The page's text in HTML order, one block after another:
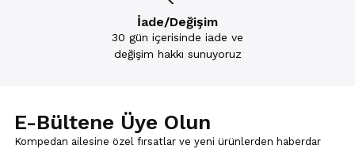
İade/Değişim
30 gün içerisinde iade ve
değişim hakkı sunuyoruz
E-Bültene Üye Olun
Kompedan ailesine özel fırsatlar ve yeni ürünlerden haberdar